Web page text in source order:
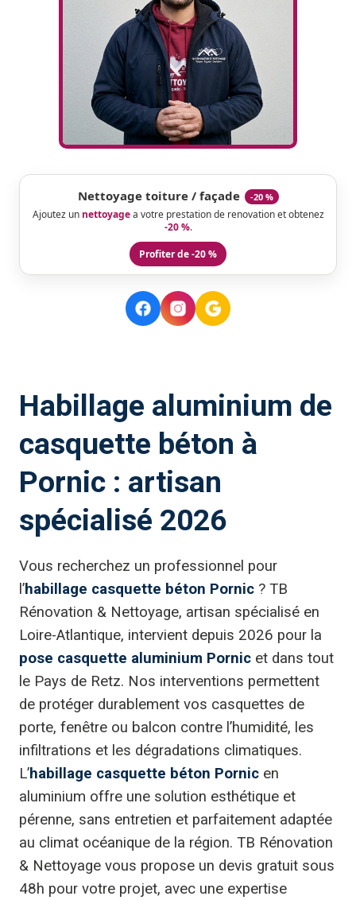
Nettoyage toiture / façade -20 %
Ajoutez un nettoyagea votre prestation de renovation et obtenez
-20 %.
Profiter de -20 %
Habillage aluminium de
casquette béton à
Pornic : artisan
spécialisé 2026
Vous recherchez un professionnel pour
l’habillage casquette béton Pornic ? TB
Rénovation & Nettoyage, artisan spécialisé en
Loire-Atlantique, intervient depuis 2026 pour la
pose casquette aluminium Pornic et dans tout
le Pays de Retz. Nos interventions permettent
de protéger durablement vos casquettes de
porte, fenêtre ou balcon contre l’humidité, les
infiltrations et les dégradations climatiques.
L’habillage casquette béton Pornic en
aluminium offre une solution esthétique et
pérenne, sans entretien et parfaitement adaptée
au climat océanique de la région. TB Rénovation
& Nettoyage vous propose un devis gratuit sous
48h pour votre projet, avec une expertise